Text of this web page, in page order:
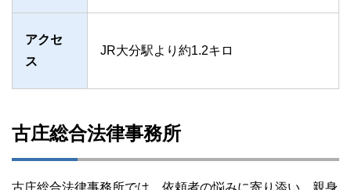
アクセ
ス
JR大分駅より約1.2キロ
古庄総合法律事務所